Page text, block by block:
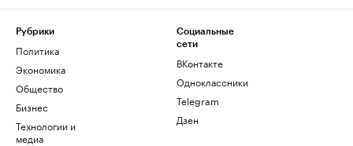
Рубрики
Политика
Экономика
Общество
Бизнес
Технологии и
медиа
Социальные
сети
ВКонтакте
Одноклассники
Telegram
Дзен